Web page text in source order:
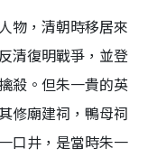
物，清朝時移居來
清復明戰爭，並登
殺。但朱一貴的英
修廟建祠，鴨母祠
口井，是當時朱一